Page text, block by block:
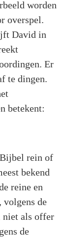
worden
overspel.
David in
Er
te dingen.
betekent:
rein of
bekend
reine en
volgens de
niet als offer
de